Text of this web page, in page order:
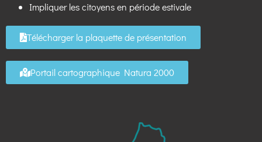
Impliquer les citoyens en période estivale
Télécharger la plaquette de présentation
Portail cartographique Natura 2000